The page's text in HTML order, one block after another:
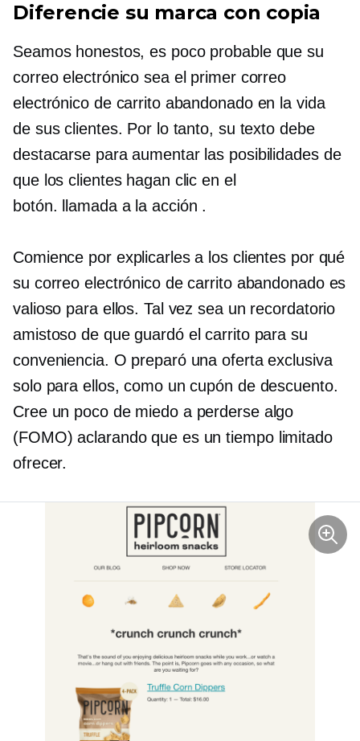
Diferencie su marca con copia
Seamos honestos, es poco probable que su
correo electrónico sea el primer correo
electrónico de carrito abandonado en la vida
de sus clientes. Por lo tanto, su texto debe
destacarse para aumentar las posibilidades de
que los clientes hagan clic en el
botón.
llamada a la acción .
Comience por explicarles a los clientes por qué
su correo electrónico de carrito abandonado es
valioso para ellos. Tal vez sea un recordatorio
amistoso de que guardó el carrito para su
conveniencia. O preparó una oferta exclusiva
solo para ellos, como un cupón de descuento.
Cree un poco de miedo a perderse algo
(FOMO) aclarando que es untiempo limitado
ofrecer.